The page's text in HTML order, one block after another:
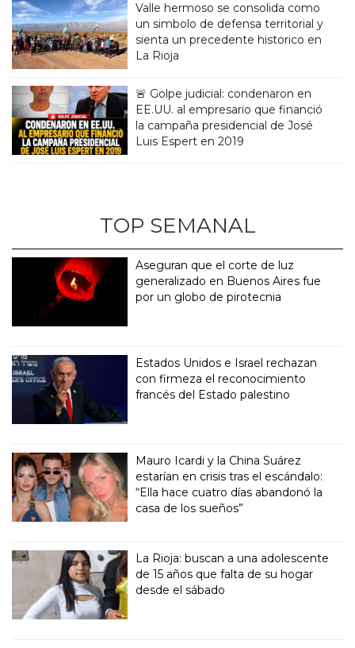
Valle hermoso se consolida como
un simbolo de defensa territorial y
sienta un precedente historico en
La Rioja
🚨 Golpe judicial: condenaron en
EE.UU. al empresario que financió
la campaña presidencial de José
Luis Espert en 2019
TOP SEMANAL
Aseguran que el corte de luz
generalizado en Buenos Aires fue
por un globo de pirotecnia
Estados Unidos e Israel rechazan
con firmeza el reconocimiento
francés del Estado palestino
Mauro Icardi y la China Suárez
estarían en crisis tras el escándalo:
“Ella hace cuatro días abandonó la
casa de los sueños”
La Rioja: buscan a una adolescente
de 15 años que falta de su hogar
desde el sábado